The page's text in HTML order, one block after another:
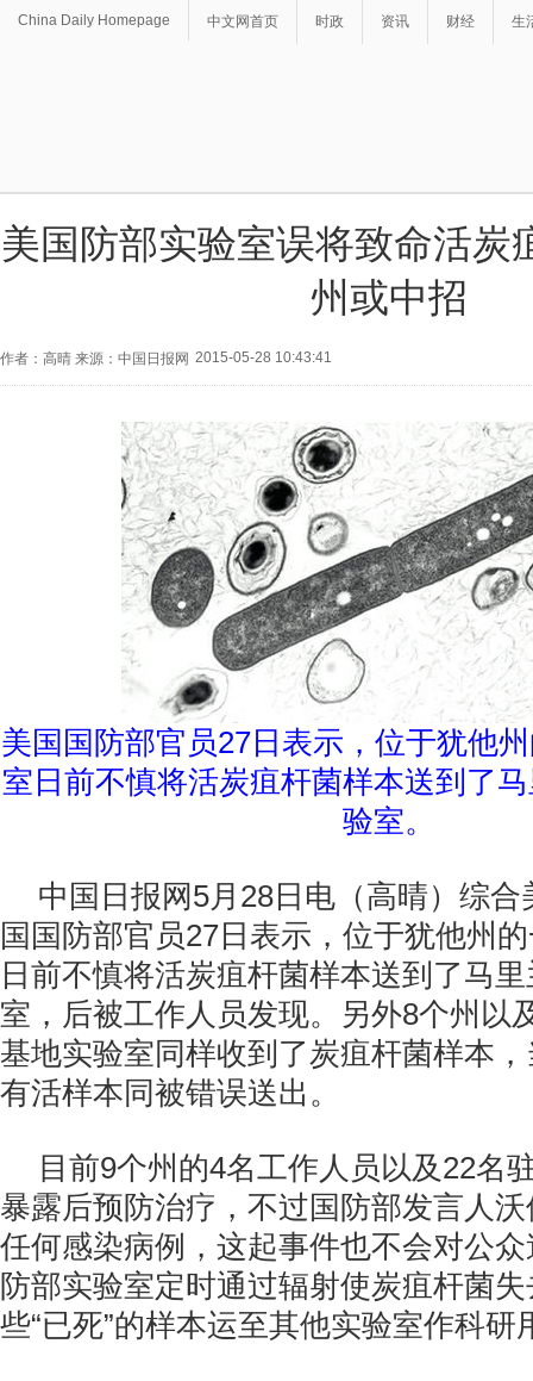
China Daily Homepage 中文网首页 时政 资讯 财经 生
美国防部实验室误将致命活炭
州或中招
作者：高晴 来源：中国日报网 2015-05-28 10:43:41
美国国防部官员27日表示，位于犹他
室日前不慎将活炭疽杆菌样本送到了
验室。
中国日报网5月28日电（高晴）综
国国防部官员27日表示，位于犹他州
日前不慎将活炭疽杆菌样本送到了马
室，后被工作人员发现。另外8个州以
基地实验室同样收到了炭疽杆菌样本
有活样本同被错误送出。
目前9个州的4名工作人员以及22名
暴露后预防治疗，不过国防部发言人
任何感染病例，这起事件也不会对公
防部实验室定时通过辐射使炭疽杆菌
些“已死”的样本运至其他实验室作科研